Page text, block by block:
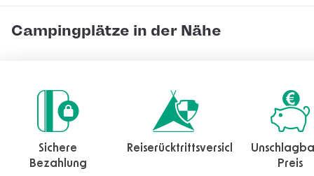
Campingplätze in der Nähe
Sichere
Bezahlung
Reiserücktrittsversicherung
Preis